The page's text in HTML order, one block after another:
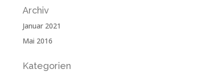
Archiv
Januar 2021
Mai 2016
Kategorien